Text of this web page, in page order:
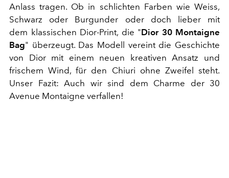
Anlass tragen. Ob in schlichten Farben wie Weiss,
Schwarz oder Burgunder oder doch lieber mit
dem klassischen Dior-Print, die "Dior 30 Montaigne
Bag" überzeugt. Das Modell vereint die Geschichte
von Dior mit einem neuen kreativen Ansatz und
frischem Wind, für den Chiuri ohne Zweifel steht.
Unser Fazit: Auch wir sind dem Charme der 30
Avenue Montaigne verfallen!